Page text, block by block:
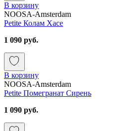
В корзину
NOOSA-Amsterdam
Petite Колам Хасе
1 090 руб.
В корзину
NOOSA-Amsterdam
Petite Помегранат Сирень
1 090 руб.